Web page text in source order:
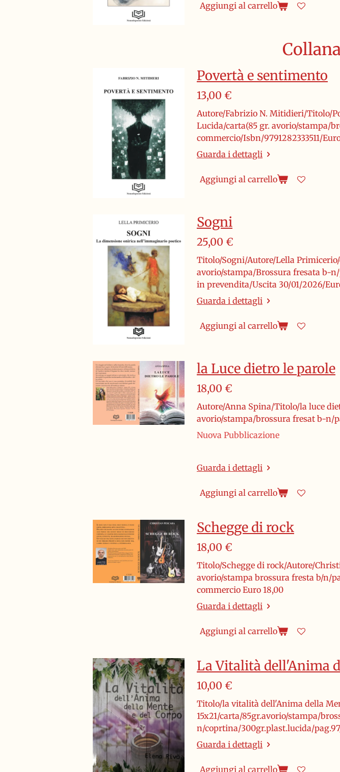
Aggiungi al carrello
Povertà e sentimento
13,00 €
Autore/Fabrizio N. Mitidieri/Titolo/
Lucida/carta(85 gr. avorio/stampa/
commercio/Isbn/9791282333511/
Guarda i dettagli
Aggiungi al carrello
Sogni
25,00 €
Titolo/Sogni/Autore/Lella
avorio/stampa/Brossura fresata b-
in prevendita/Uscita 30/01/2026/
Guarda i dettagli
Aggiungi al carrello
la Luce dietro le parole
18,00 €
Autore/Anna Spina/Titolo/la luce
avorio/stampa/brossura fresat b-n/
Nuova Pubblicazione
Guarda i dettagli
Aggiungi al carrello
Schegge di rock
18,00 €
Titolo/Schegge di rock/Autore/
avorio/stampa brossura fresta b/n/
commercio Euro 18,00
Guarda i dettagli
Aggiungi al carrello
La Vitalità dell'Anima
10,00 €
Titolo/la vitalità dell'Anima della
15x21/carta/85gr.avorio/stampa/
n/coprtina/300gr.plast.lucida/
Guarda i dettagli
Aggiungi al carrello